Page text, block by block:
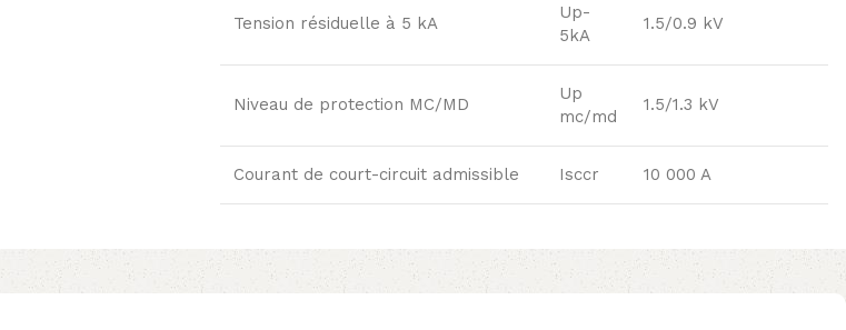
Tension résiduelle à 5 kA
Up-
5kA
1.5/0.9 kV
Niveau de protection MC/MD
Up
mc/md
1.5/1.3 kV
Courant de court-circuit admissible Isccr 10 000 A